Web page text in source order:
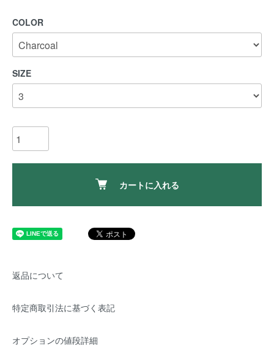
COLOR
SIZE
カートに入れる
返品について
特定商取引法に基づく表記
オプションの値段詳細